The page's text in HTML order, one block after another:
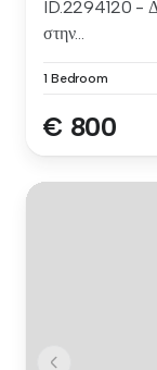
ID.2294120 -
στην...
1 Bedroom
€ 800